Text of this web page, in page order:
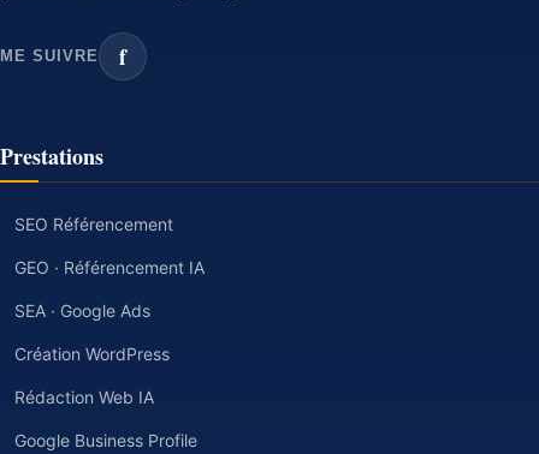
ME SUIVRE f
Prestations
SEO Référencement
GEO · Référencement IA
SEA · Google Ads
Création WordPress
Rédaction Web IA
Google Business Profile